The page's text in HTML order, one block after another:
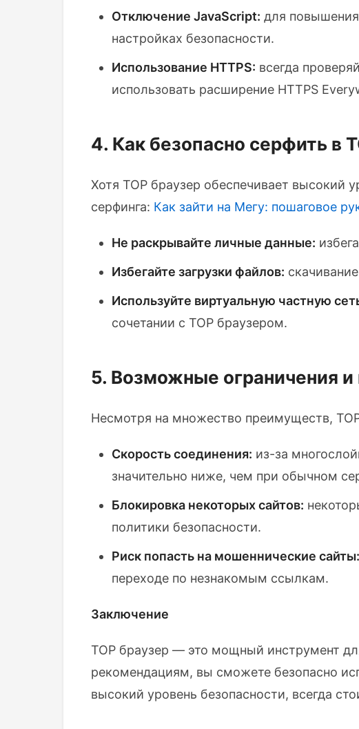
Отключение JavaScript: для
настройках безопасности.
Использование HTTPS: всегда
использовать расширение HTTPS
4. Как безопасно серфить в
Хотя ТОР браузер обеспечивает высокий
серфинга: Как зайти на Мегу: пошаговое
Не раскрывайте личные данные:
Избегайте загрузки файлов:
Используйте виртуальную частную
сочетании с ТОР браузером.
5. Возможные ограничения
Несмотря на множество преимуществ,
Скорость соединения: из-за
значительно ниже, чем при обычном
Блокировка некоторых сайтов:
политики безопасности.
Риск попасть на мошеннические сайты:
переходе по незнакомым ссылкам.
Заключение
ТОР браузер — это мощный инструмент
рекомендациям, вы сможете безопасно
высокий уровень безопасности, всегда